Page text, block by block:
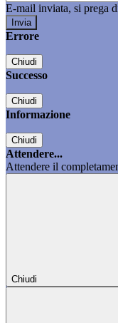
E-mail inviata, si prega
Errore
Chiudi
Successo
Chiudi
Informazione
Chiudi
Attendere...
Attendere il
Chiudi